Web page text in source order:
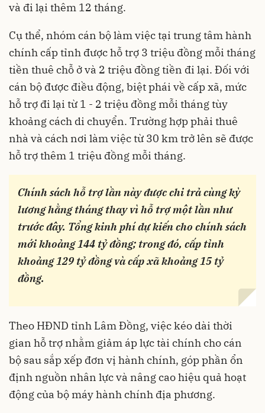
và đi lại thêm 12 tháng.
Cụ thể, nhóm cán bộ làm việc tại trung tâm hành
chính cấp tỉnh được hỗ trợ 3 triệu đồng mỗi tháng
tiền thuê chỗ ở và 2 triệu đồng tiền đi lại. Đối với
cán bộ được điều động, biệt phái về cấp xã, mức
hỗ trợ đi lại từ 1 - 2 triệu đồng mỗi tháng tùy
khoảng cách di chuyển. Trường hợp phải thuê
nhà và cách nơi làm việc từ 30 km trở lên sẽ được
hỗ trợ thêm 1 triệu đồng mỗi tháng.
Chính sách hỗ trợ lần này được chi trả cùng kỳ
lương hằng tháng thay vì hỗ trợ một lần như
trước đây. Tổng kinh phí dự kiến cho chính sách
mới khoảng 144 tỷ đồng; trong đó, cấp tỉnh
khoảng 129 tỷ đồng và cấp xã khoảng 15 tỷ
đồng.
Theo HĐND tỉnh Lâm Đồng, việc kéo dài thời
gian hỗ trợ nhằm giảm áp lực tài chính cho cán
bộ sau sắp xếp đơn vị hành chính, góp phần ổn
định nguồn nhân lực và nâng cao hiệu quả hoạt
động của bộ máy hành chính địa phương.